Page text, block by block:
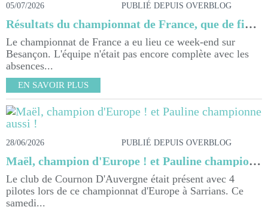
05/07/2026 PUBLIÉ DEPUIS OVERBLOG
Résultats du championnat de France, que de finales !
Le championnat de France a eu lieu ce week-end sur
Besançon. L'équipe n'était pas encore complète avec les
absences...
EN SAVOIR PLUS
28/06/2026 PUBLIÉ DEPUIS OVERBLOG
Maël, champion d'Europe ! et Pauline championne aussi !
Le club de Cournon D'Auvergne était présent avec 4
pilotes lors de ce championnat d'Europe à Sarrians. Ce
samedi...